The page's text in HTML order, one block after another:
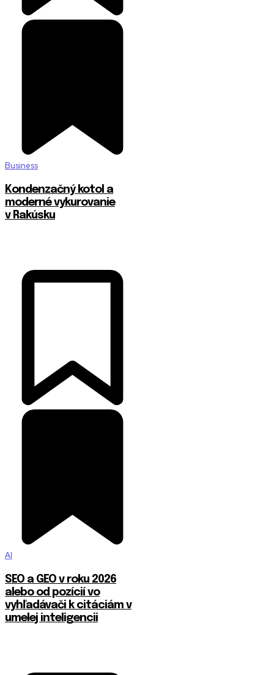
Business
Kondenzačný kotol a
moderné vykurovanie
v Rakúsku
AI
SEO a GEO v roku 2026
alebo od pozícií vo
vyhľadávači k citáciám v
umelej inteligencii